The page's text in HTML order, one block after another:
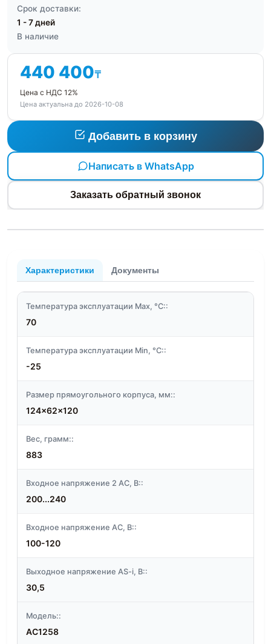
Срок доставки:
1 - 7 дней
В наличие
440 400₸
Цена с НДС 12%
Цена актуальна до 2026-10-08
Добавить в корзину
Написать в WhatsApp
Заказать обратный звонок
Характеристики Документы
Температура эксплуатации Max, °C::
70
Температура эксплуатации Min, °C::
-25
Размер прямоугольного корпуса, мм::
124x62x120
Вес, грамм::
883
Входное напряжение 2 AC, В::
200...240
Входное напряжение АС, В::
100-120
Выходное напряжение AS-i, В::
30,5
Модель::
AC1258